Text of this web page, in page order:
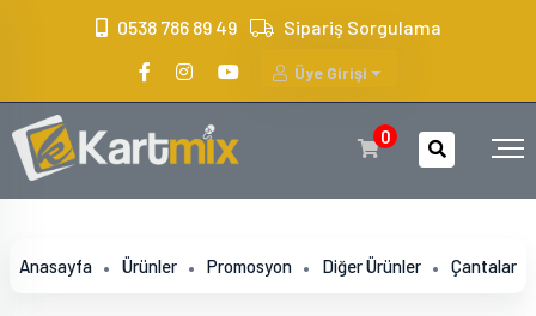
0538 786 89 49 Sipariş Sorgulama
Üye Girişi
0
Anasayfa Ürünler Promosyon Diğer Ürünler Çantalar